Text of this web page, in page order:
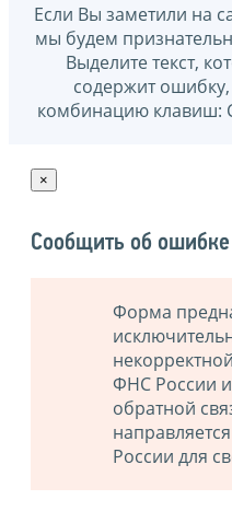
Если Вы заметили на
мы будем
Выделите текст,
содержит
комбинацию клавиш:
×
Сообщить об ошибке
Форма
ФНС России
обратной
России для